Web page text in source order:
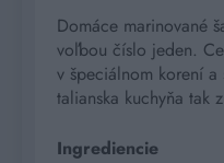
Domáce marinované
voľbou číslo jeden.
v špeciálnom korení
talianska kuchyňa tak
Ingrediencie